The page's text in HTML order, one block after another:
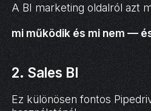
A BI marketing oldalról azt
mi működik és mi nem —
2. Sales BI
Ez különösen fontos